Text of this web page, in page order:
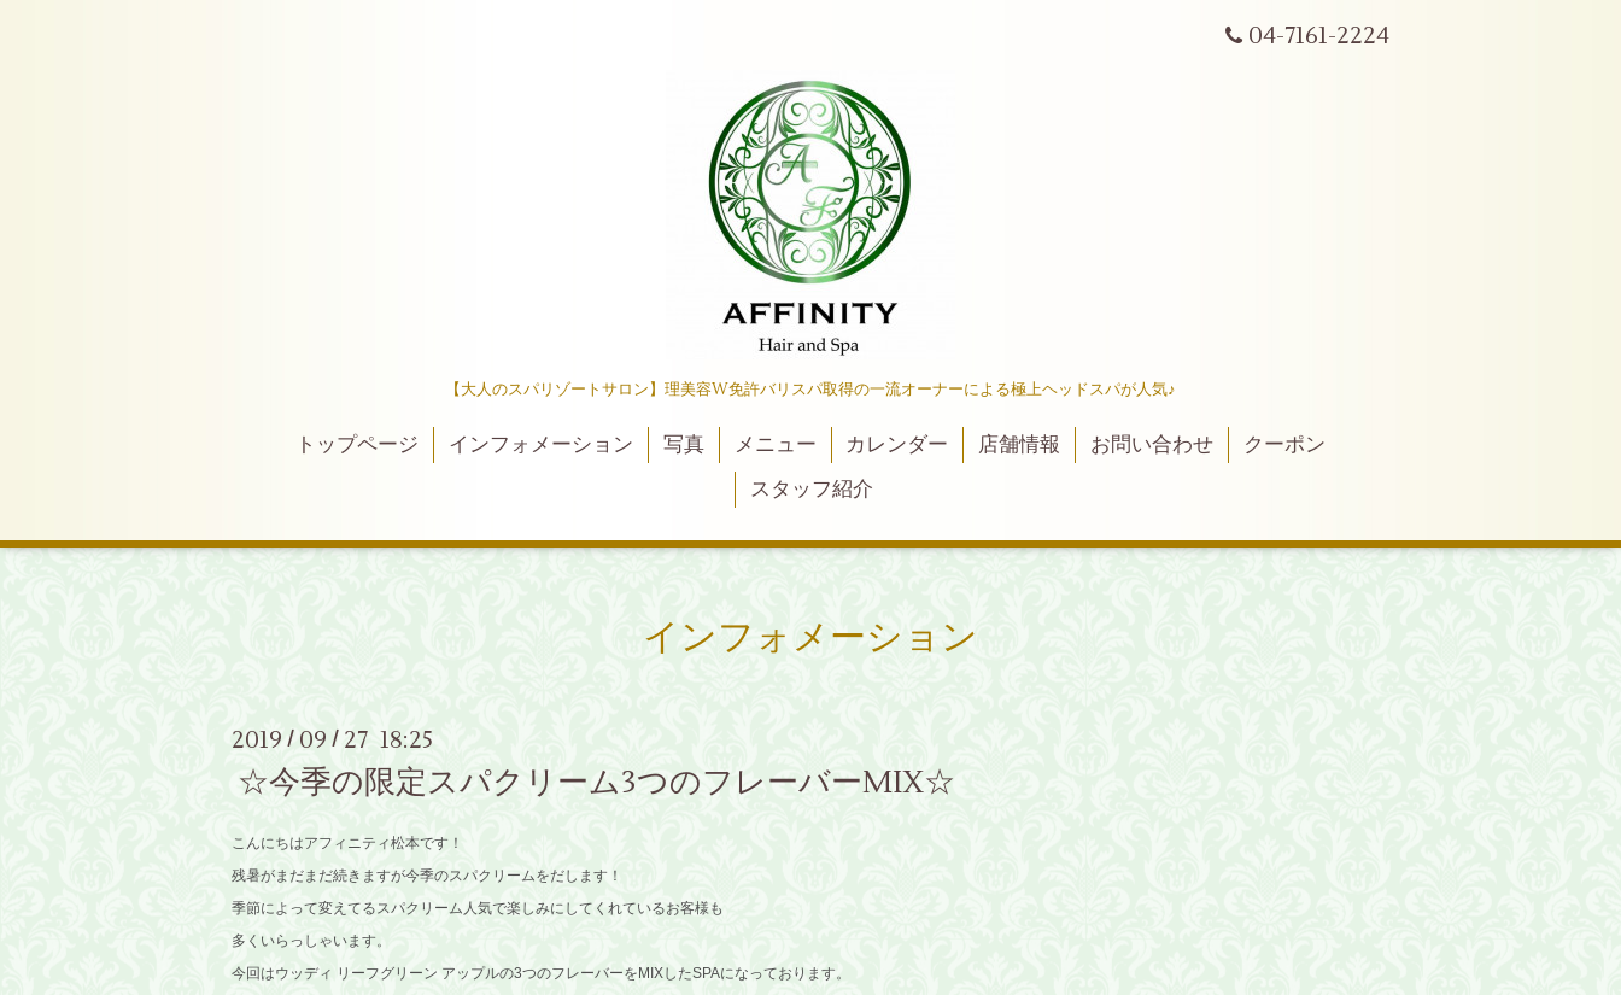
04-7161-2224
【大人のスパリゾートサロン】理美容W免許バリスパ取得の一流オーナーによる極上ヘッドスパが人気♪
トップページ インフォメーション 写真 メニュー カレンダー 店舗情報 お問い合わせ
クーポン
スタッフ紹介
インフォメーション
2019 / 09 / 27 18:25
☆今季の限定スパクリーム3つのフレーバーMIX☆
こんにちはアフィニティ松本です！
残暑がまだまだ続きますが今季のスパクリームをだします！
季節によって変えてるスパクリーム人気で楽しみにしてくれているお客様も
多くいらっしゃいます。
今回はウッディ リーフグリーン アップルの3つのフレーバーをMIXしたSPAになっております。